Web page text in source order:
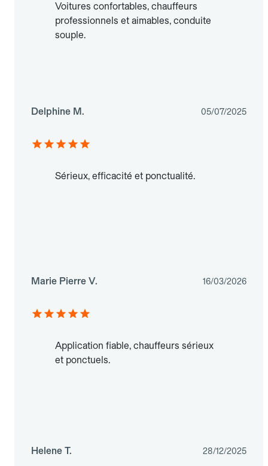
Voitures confortables, chauffeurs
professionnels et aimables, conduite
souple.
Delphine M. 05/07/2025
Sérieux, efficacité et ponctualité.
Marie Pierre V. 16/03/2026
Application fiable, chauffeurs sérieux
et ponctuels.
Helene T. 28/12/2025